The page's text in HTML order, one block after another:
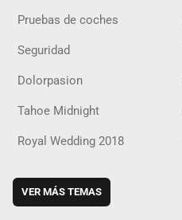
Pruebas de coches
Seguridad
Dolorpasion
Tahoe Midnight
Royal Wedding 2018
VER MÁS TEMAS